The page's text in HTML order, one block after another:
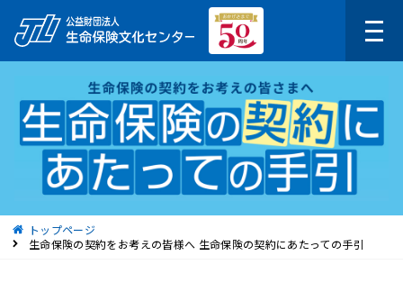
現在位置トップページ
生命保険の契約をお考えの皆様へ 生命保険の契約にあたっての手引